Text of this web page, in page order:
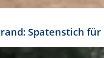
Spatenstich